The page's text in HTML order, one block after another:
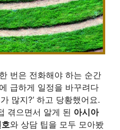
번은 전화해야 하는 순간
급하게 일정을 바꾸려다
많지?’ 하고 당황했어요.
겪으면서 알게 된 아시아
와 상담 팁을 모두 모아봤